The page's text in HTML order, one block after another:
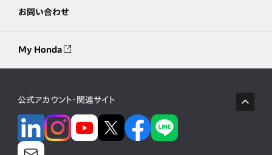
お問い合わせ
My Honda
公式アカウント・関連サイト